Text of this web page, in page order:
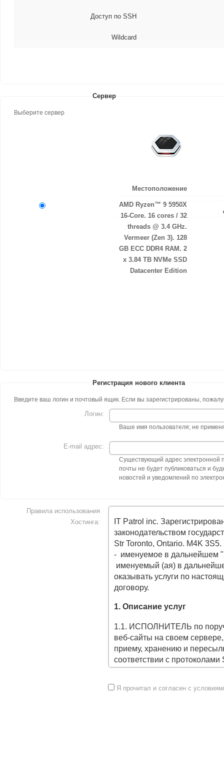
Доступ по SSH
Wildcard
Сервер
Выберите сервер
Местоположение
AMD Ryzen™ 9 5950X
16-Core. 16 cores / 32
threads @ 3.4 GHz.
Vermeer (Zen 3). 128
GB ECC DDR4 RAM. 2
x 3.84 TB NVMe SSD
Datacenter Edition
Регистрация нового клиента
Введите ваш логин и почтовый ящик. Если вы зарегистрированы,
Логин:
Ваше имя пользователя; не
E-mail адрес:
Существующий адрес электронной
почты не будет публиковаться и
новостей и уведомлений по
Правила использования
Хостинга:
IT Patrol inc.
законодательством
Str Toronto, Ontario. M4K
- именуемое в
именуемый (ая) в
оказывать услуги по
договору.
1. Описание услуг
1.1. ИСПОЛНИТЕЛЬ по
веб-сайты на своем
приему, хранению и
соответствии с
предоставляет
1.2. Услуги по настоящему
Я прочитал и согласен с